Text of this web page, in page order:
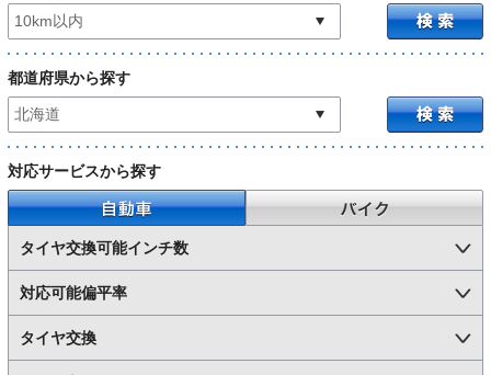
都道府県から探す
対応サービスから探す
自動車
タイヤ交換可能インチ数
対応可能偏平率
タイヤ交換